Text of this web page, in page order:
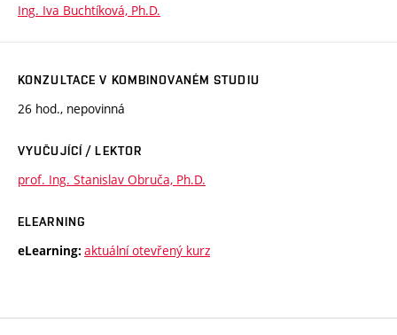
Ing. Iva Buchtíková, Ph.D.
KONZULTACE V KOMBINOVANÉM STUDIU
26 hod., nepovinná
VYUČUJÍCÍ / LEKTOR
prof. Ing. Stanislav Obruča, Ph.D.
ELEARNING
eLearning: aktuální otevřený kurz